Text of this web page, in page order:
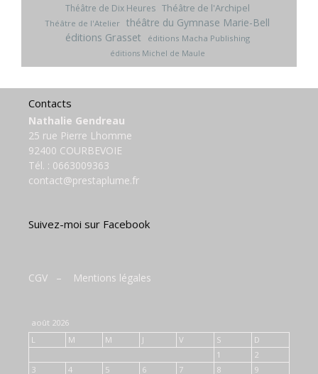
Théâtre de Dix Heures Théâtre de l'Archipel
Théâtre de l'Atelier théâtre du Gymnase Marie-Bell
éditions Grasset
éditions Macha Publishing
éditions Michel de Maule
Contacts
Nathalie Gendreau
25 rue Pierre Lhomme
92400 COURBEVOIE
Tél. : 0663009363
contact@prestaplume.fr
Suivez-moi sur Facebook
CGV – Mentions légales
août 2026
L
M M J V S
D
1
2
3
4 5 6 7 8 9